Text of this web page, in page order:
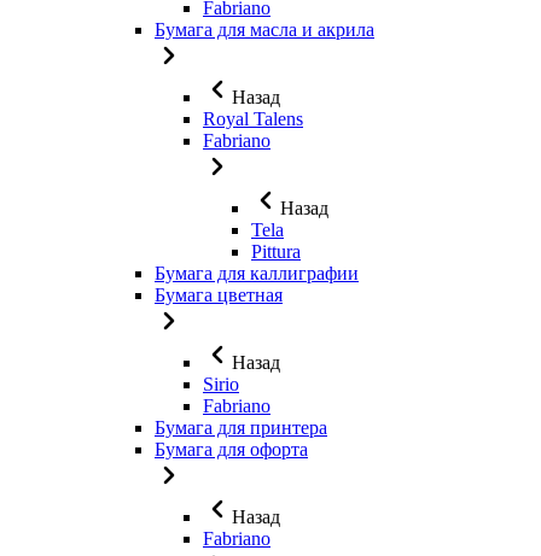
Fabriano
Бумага для масла и акрила
Назад
Royal Talens
Fabriano
Назад
Tela
Pittura
Бумага для каллиграфии
Бумага цветная
Назад
Sirio
Fabriano
Бумага для принтера
Бумага для офорта
Назад
Fabriano